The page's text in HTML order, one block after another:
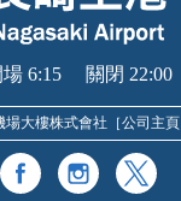
場 6:15 關閉 22:00
場大樓株式會社［公司主頁